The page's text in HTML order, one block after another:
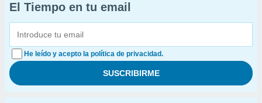
El Tiempo en tu email
He leído y acepto la política de privacidad.